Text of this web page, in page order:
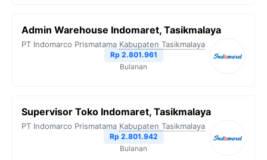
Admin Warehouse Indomaret, Tasikmalaya
PT Indomarco Prismatama Kabupaten Tasikmalaya
Rp 2.801.961
Bulanan
Supervisor Toko Indomaret, Tasikmalaya
PT Indomarco Prismatama Kabupaten Tasikmalaya
Rp 2.801.942
Bulanan